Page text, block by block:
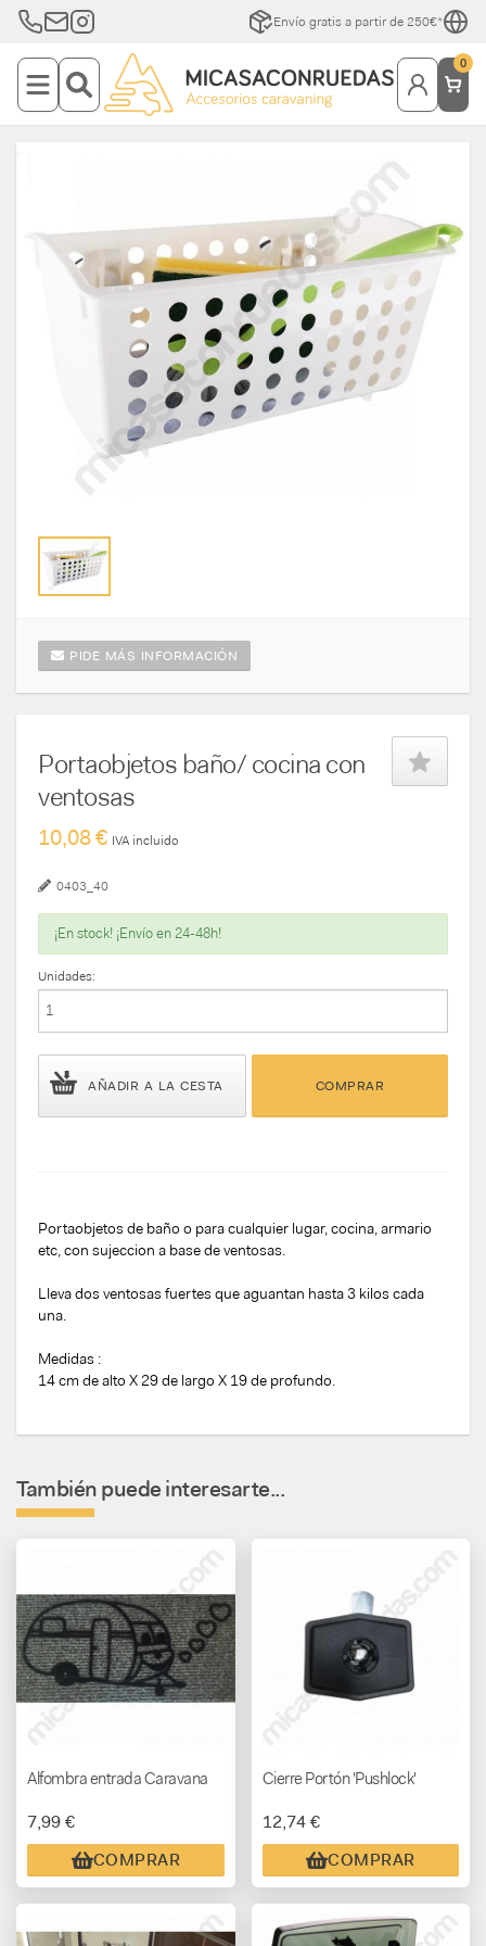
Envío gratis a partir de 250€*
0
PIDE MÁS INFORMACIÓN
Portaobjetos baño/ cocina con
ventosas
10,08 € IVA incluido
0403_40
¡En stock! ¡Envío en 24-48h!
Unidades:
AÑADIR A LA CESTA COMPRAR
Portaobjetos de baño o para cualquier lugar, cocina, armario
etc, con sujeccion a base de ventosas.
Lleva dos ventosas fuertes que aguantan hasta 3 kilos cada
una.
Medidas :
14 cm de alto X 29 de largo X 19 de profundo.
También puede interesarte...
Alfombra entrada Caravana
7,99 €
COMPRAR
Cierre Portón 'Pushlock'
12,74 €
COMPRAR